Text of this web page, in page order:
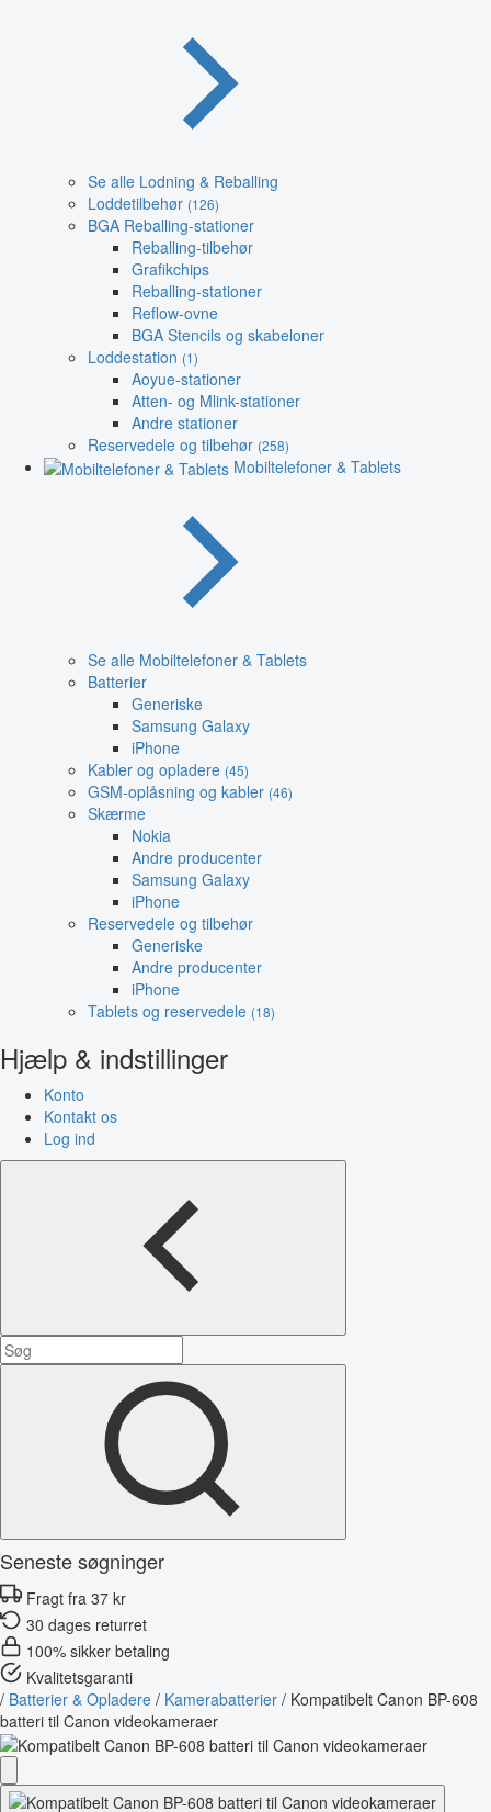
Se alle Lodning & Reballing
Loddetilbehør (126)
BGA Reballing-stationer
Reballing-tilbehør
Grafikchips
Reballing-stationer
Reflow-ovne
BGA Stencils og skabeloner
Loddestation (1)
Aoyue-stationer
Atten- og Mlink-stationer
Andre stationer
Reservedele og tilbehør (258)
Mobiltelefoner & Tablets
Se alle Mobiltelefoner & Tablets
Batterier
Generiske
Samsung Galaxy
iPhone
Kabler og opladere (45)
GSM-oplåsning og kabler (46)
Skærme
Nokia
Andre producenter
Samsung Galaxy
iPhone
Reservedele og tilbehør
Generiske
Andre producenter
iPhone
Tablets og reservedele (18)
Hjælp & indstillinger
Konto
Kontakt os
Log ind
Seneste søgninger
Fragt fra 37 kr
30 dages returret
100% sikker betaling
Kvalitetsgaranti
/ Batterier & Opladere / Kamerabatterier / Kompatibelt Canon BP-608
batteri til Canon videokameraer